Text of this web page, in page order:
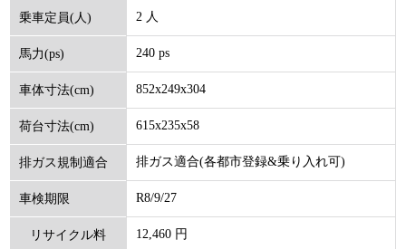
乗車定員(人) 2 人
馬力(ps) 240 ps
車体寸法(cm) 852x249x304
荷台寸法(cm) 615x235x58
排ガス規制適合 排ガス適合(各都市登録&乗り入れ可)
車検期限 R8/9/27
リサイクル料 12,460 円